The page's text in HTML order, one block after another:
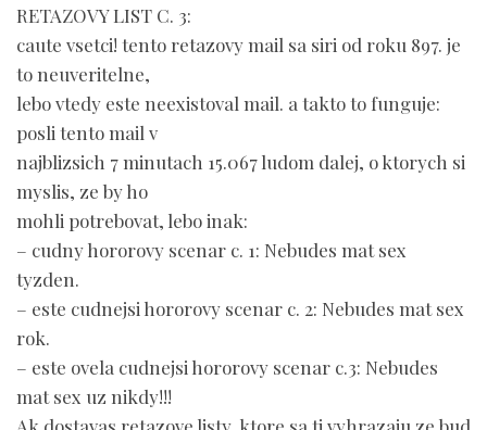
RETAZOVY LIST C. 3:
caute vsetci! tento retazovy mail sa siri od roku 897. je
to neuveritelne,
lebo vtedy este neexistoval mail. a takto to funguje:
posli tento mail v
najblizsich 7 minutach 15.067 ludom dalej, o ktorych si
myslis, ze by ho
mohli potrebovat, lebo inak:
– cudny hororovy scenar c. 1: Nebudes mat sex
tyzden.
– este cudnejsi hororovy scenar c. 2: Nebudes mat sex
rok.
– este ovela cudnejsi hororovy scenar c.3: Nebudes
mat sex uz nikdy!!!